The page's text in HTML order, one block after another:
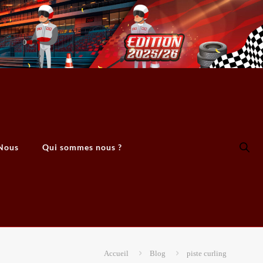
Qui sommes nous ?
Accueil Blog piste curling